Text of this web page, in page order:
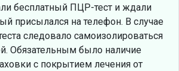
бесплатный ПЦР-тест и ждали
присылался на телефон. В случае
следовало самоизолироваться
Обязательным было наличие
с покрытием лечения от